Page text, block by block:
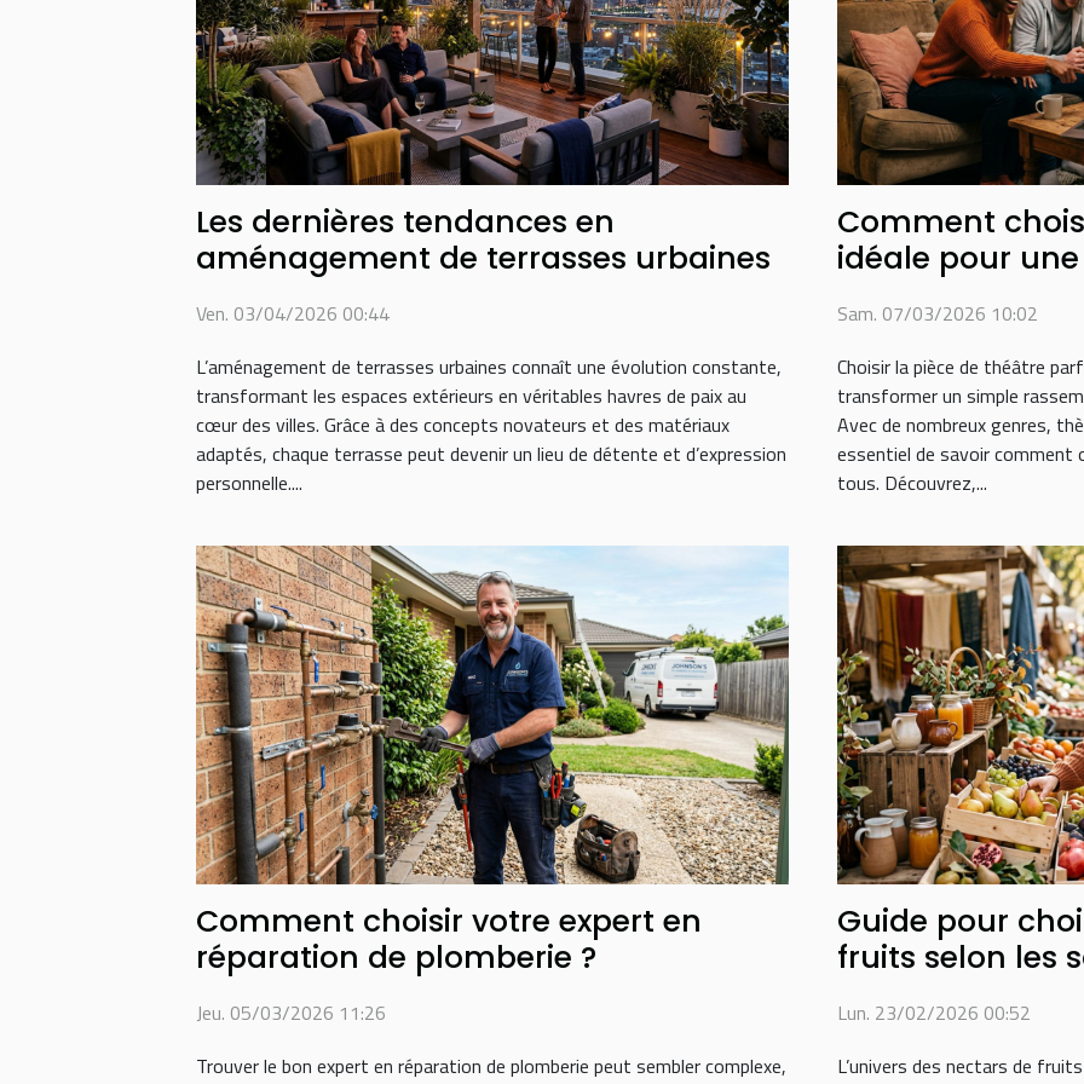
Les dernières tendances en
aménagement de terrasses urbaines
Ven. 03/04/2026 00:44
L’aménagement de terrasses urbaines connaît une évolution constante,
transformant les espaces extérieurs en véritables havres de paix au
cœur des villes. Grâce à des concepts novateurs et des matériaux
adaptés, chaque terrasse peut devenir un lieu de détente et d’expression
personnelle....
Comment
idéale pour
Sam. 07/03/2026 10:02
Choisir la pièce de théâtre
transformer un simple
Avec de nombreux genres,
essentiel de savoir comment
tous. Découvrez,...
Comment choisir votre expert en
réparation de plomberie ?
Jeu. 05/03/2026 11:26
Trouver le bon expert en réparation de plomberie peut sembler complexe,
Guide pour
fruits selon les
Lun. 23/02/2026 00:52
L’univers des nectars de